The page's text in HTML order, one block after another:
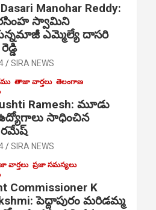
Manohar Reddy:
నరసింహ స్వామిని
ఎమ్మెల్యే దాసరి
SIRA NEWS
తాజా వార్తలు తెలంగాణ
Ramesh: మూడు
ఉద్యోగాలు సాధించిన
రమేష్
SIRA NEWS
వార్తలు ప్రజా సమస్యలు
Commissioner K
పెద్దాపురం మరిడమ్మ